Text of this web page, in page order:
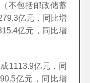
不包括邮政储蓄
亿元，同比增
亿元，同比增
1113.9亿元，同
亿元，同比增